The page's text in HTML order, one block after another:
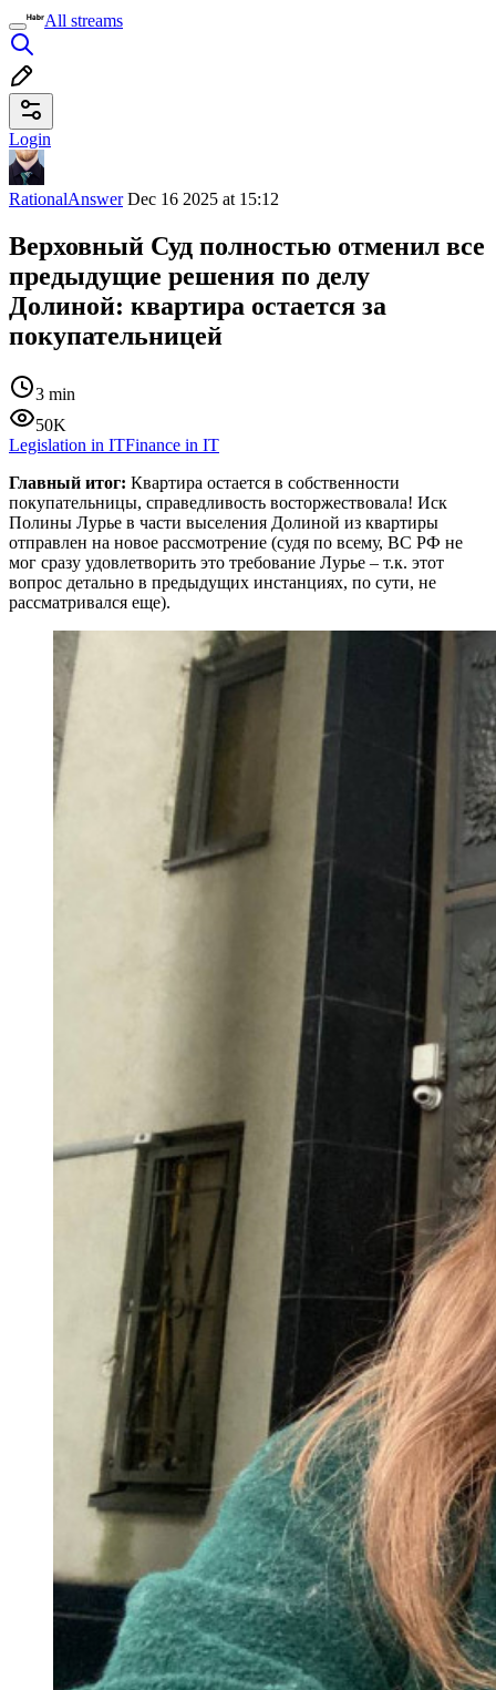
All streams
Login
RationalAnswerDec 16 2025 at 15:12
Верховный Суд полностью отменил все
предыдущие решения по делу
Долиной: квартира остается за
покупательницей
3 min
50K
Legislation in ITFinance in IT
Главный итог: Квартира остается в собственности
покупательницы, справедливость восторжествовала! Иск
Полины Лурье в части выселения Долиной из квартиры
отправлен на новое рассмотрение (судя по всему, ВС РФ не
мог сразу удовлетворить это требование Лурье – т.к. этот
вопрос детально в предыдущих инстанциях, по сути, не
рассматривался еще).